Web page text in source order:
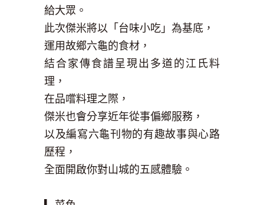
給大眾。
此次傑米將以「台味小吃」為基底，
運用故鄉六龜的食材，
結合家傳食譜呈現出多道的江氏料
理，
在品嚐料理之際，
傑米也會分享近年從事偏鄉服務，
以及編寫六龜刊物的有趣故事與心路
歷程，
全面開啟你對山城的五感體驗。